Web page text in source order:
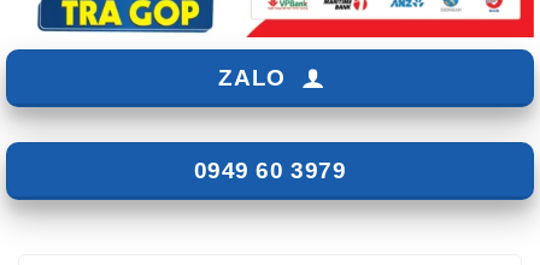
ZALO
0949 60 3979